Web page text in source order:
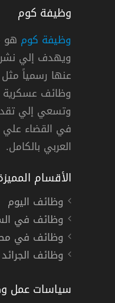
مجموعة فنادق
مجموعة فنادق راديسون
وظيفة كوم
وظيفة كوم هو
ويهدف إلي
عنها رسمياً
وظائف
وتسعي إلي
في القضاء
العربي بالكامل.
الأقسام
وظائف اليوم
وظائف في
وظائف في
وظائف الجرائد
سياسات عمل